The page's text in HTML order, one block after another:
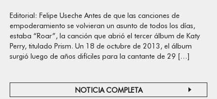
Editorial: Felipe Useche Antes de que las canciones de
empoderamiento se volvieran un asunto de todos los días,
estaba “Roar”, la canción que abrió el tercer álbum de Katy
Perry, titulado Prism. Un 18 de octubre de 2013, el álbum
surgió luego de años difíciles para la cantante de 29 […]
NOTICIA COMPLETA